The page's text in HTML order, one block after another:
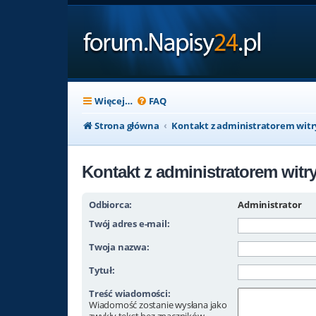
Więcej… FAQ
Strona główna
Kontakt z administratorem
Kontakt z administratorem
Odbiorca:
Administrator
Twój adres e-mail:
Twoja nazwa:
Tytuł:
Treść wiadomości:
Wiadomość zostanie wysłana jako